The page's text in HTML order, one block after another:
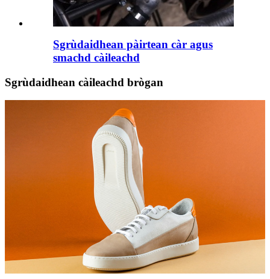
Sgrùdaidhean pàirtean càr agus
smachd càileachd
Sgrùdaidhean càileachd brògan